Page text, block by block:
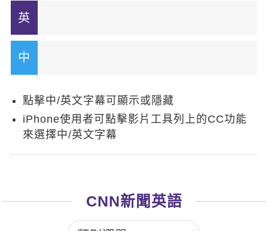
點擊中/英文字幕可顯示或隱藏
iPhone使用者可點擊影片工具列上的CC功能
來選擇中/英文字幕
CNN新聞英語